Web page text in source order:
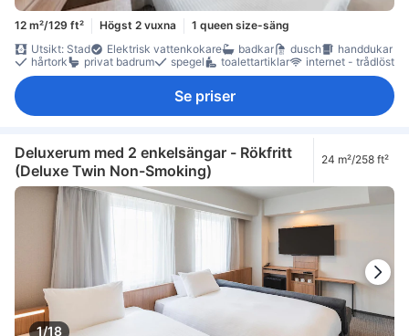
12 m²/129 ft² Högst 2 vuxna
1 queen size-säng
Utsikt: Stad
Elektrisk vattenkokare badkar dusch
handdukar
hårtork
privat badrum spegel toalettartiklar internet - trådlöst
Se priser
Deluxerum med 2 enkelsängar - Rökfritt
(Deluxe Twin Non-Smoking)
24 m²/258 ft²
1/18